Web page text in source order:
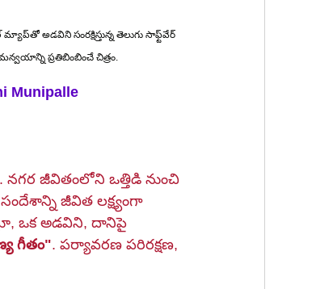
సాఫ్ట్‌వేర్
ప్రతిబింబించే చిత్రం.
Munipalle
నగర జీవితంలోని ఒత్తిడి నుంచి
ఒక అడవిని, దానిపై
గీతం". పర్యావరణ పరిరక్షణ,